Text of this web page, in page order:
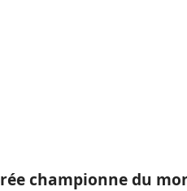
championne du